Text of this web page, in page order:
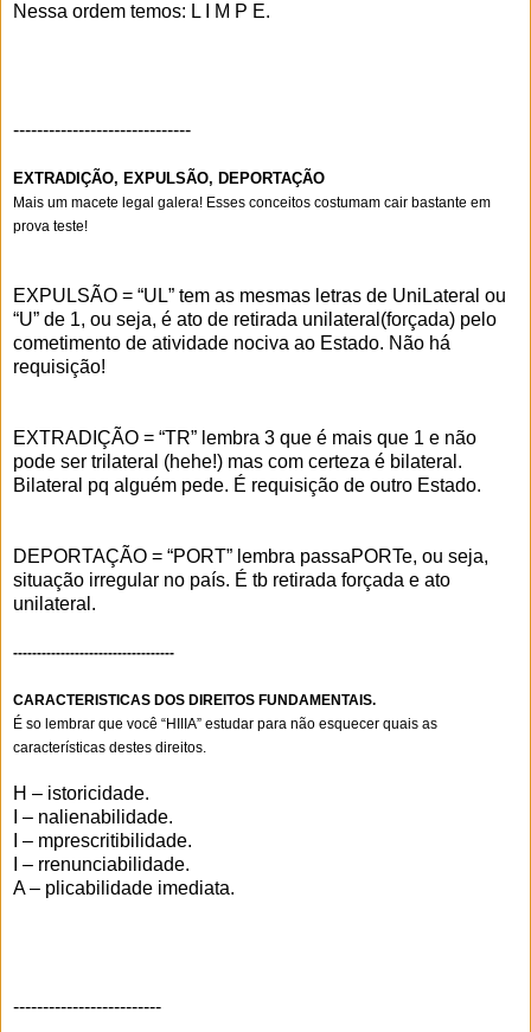
Nessa ordem temos: L I M P E.
------------------------------
EXTRADIÇÃO, EXPULSÃO, DEPORTAÇÃO
Mais um macete legal galera! Esses conceitos costumam cair bastante em
prova teste!
EXPULSÃO = “UL” tem as mesmas letras de UniLateral ou
“U” de 1, ou seja, é ato de retirada unilateral(forçada) pelo
cometimento de atividade nociva ao Estado. Não há
requisição!
EXTRADIÇÃO = “TR” lembra 3 que é mais que 1 e não
pode ser trilateral (hehe!) mas com certeza é bilateral.
Bilateral pq alguém pede. É requisição de outro Estado.
DEPORTAÇÃO = “PORT” lembra passaPORTe, ou seja,
situação irregular no país. É tb retirada forçada e ato
unilateral.
----------------------------------
CARACTERISTICAS DOS DIREITOS FUNDAMENTAIS.
É so lembrar que você “HIIIA” estudar para não esquecer quais as
características destes direitos.
H – istoricidade.
I – nalienabilidade.
I – mprescritibilidade.
I – rrenunciabilidade.
A – plicabilidade imediata.
-------------------------